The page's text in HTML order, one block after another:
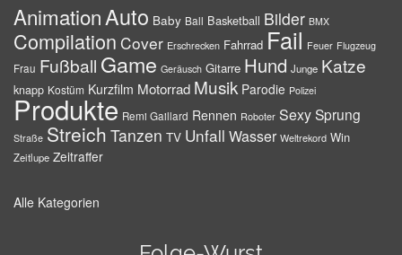
AnimationAuto Baby Ball Basketball Bilder BMX
Compilation Cover Erschrecken Fahrrad Fail Feuer Flugzeug
Frau Fußball Game Geräusch Gitarre Hund Junge Katze
knapp Kostüm Kurzfilm Motorrad Musik Parodie Polizei
Produkte Remi Gaillard Rennen Roboter SexySprung
Straße Streich Tanzen TV Unfall Wasser Weltrekord Win
Zeitlupe Zeitraffer
Alle Kategorien